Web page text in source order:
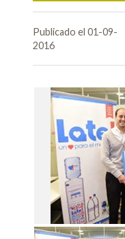
Publicado el 01-09-
2016